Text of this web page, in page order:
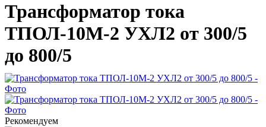
Трансформатор тока
ТПОЛ-10М-2 УХЛ2 от 300/5
до 800/5
Рекомендуем